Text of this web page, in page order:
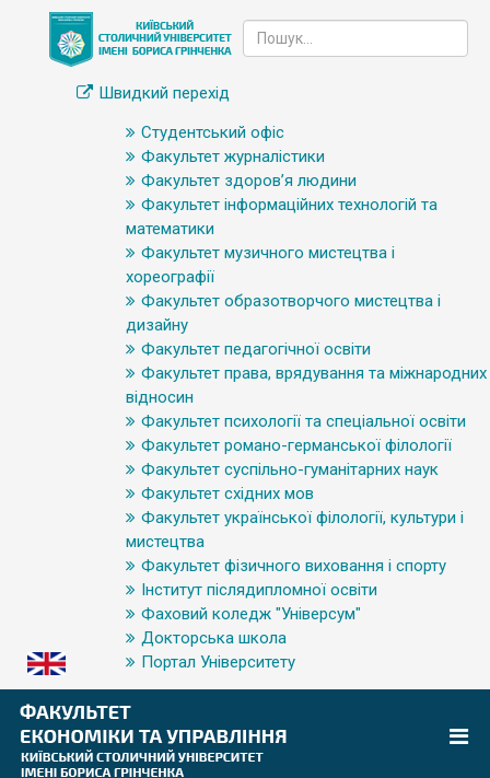
Швидкий перехід
Студентський офіс
Факультет журналістики
Факультет здоров’я людини
Факультет інформаційних технологій та
математики
Факультет музичного мистецтва і
хореографії
Факультет образотворчого мистецтва і
дизайну
Факультет педагогічної освіти
Факультет права, врядування та міжнародних
відносин
Факультет психології та спеціальної освіти
Факультет романо-германської філології
Факультет суспільно-гуманітарних наук
Факультет східних мов
Факультет української філології, культури і
мистецтва
Факультет фізичного виховання і спорту
Інститут післядипломної освіти
Фаховий коледж "Універсум"
Докторська школа
Портал Університету